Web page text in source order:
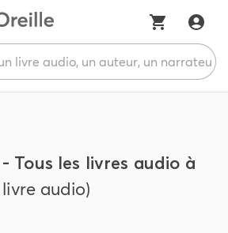
Tous les livres audio à
livre audio)